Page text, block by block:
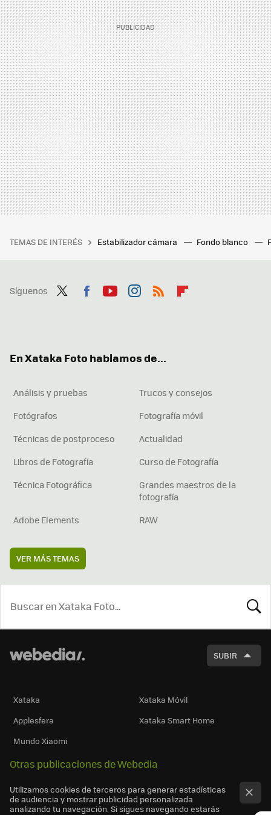
TEMAS DE INTERÉS Estabilizador cámara Fondo blanco
Síguenos
En Xataka Foto hablamos de...
Análisis y pruebas
Trucos y consejos
Fotógrafos
Fotografía móvil
Técnicas de postproceso
Actualidad
Libros de Fotografía
Curso de Fotografía
Técnica Fotográfica
Grandes maestros de la
fotografía
Adobe Elements
RAW
VER MÁS TEMAS
SUBIR
Xataka
Xataka Móvil
Applesfera
Xataka Smart Home
Mundo Xiaomi
Otras publicaciones de Webedia
Utilizamos cookies de terceros para generar estadísticas
de audiencia y mostrar publicidad personalizada
analizando tu navegación. Si sigues navegando estarás